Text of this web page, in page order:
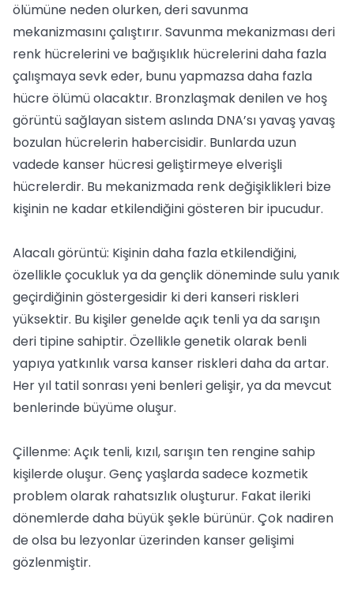
ölümüne neden olurken, deri savunma
mekanizmasını çalıştırır. Savunma mekanizması deri
renk hücrelerini ve bağışıklık hücrelerini daha fazla
çalışmaya sevk eder, bunu yapmazsa daha fazla
hücre ölümü olacaktır. Bronzlaşmak denilen ve hoş
görüntü sağlayan sistem aslında DNA’sı yavaş yavaş
bozulan hücrelerin habercisidir. Bunlarda uzun
vadede kanser hücresi geliştirmeye elverişli
hücrelerdir. Bu mekanizmada renk değişiklikleri bize
kişinin ne kadar etkilendiğini gösteren bir ipucudur.
Alacalı görüntü: Kişinin daha fazla etkilendiğini,
özellikle çocukluk ya da gençlik döneminde sulu yanık
geçirdiğinin göstergesidir ki deri kanseri riskleri
yüksektir. Bu kişiler genelde açık tenli ya da sarışın
deri tipine sahiptir. Özellikle genetik olarak benli
yapıya yatkınlık varsa kanser riskleri daha da artar.
Her yıl tatil sonrası yeni benleri gelişir, ya da mevcut
benlerinde büyüme oluşur.
Çillenme: Açık tenli, kızıl, sarışın ten rengine sahip
kişilerde oluşur. Genç yaşlarda sadece kozmetik
problem olarak rahatsızlık oluşturur. Fakat ileriki
dönemlerde daha büyük şekle bürünür. Çok nadiren
de olsa bu lezyonlar üzerinden kanser gelişimi
gözlenmiştir.